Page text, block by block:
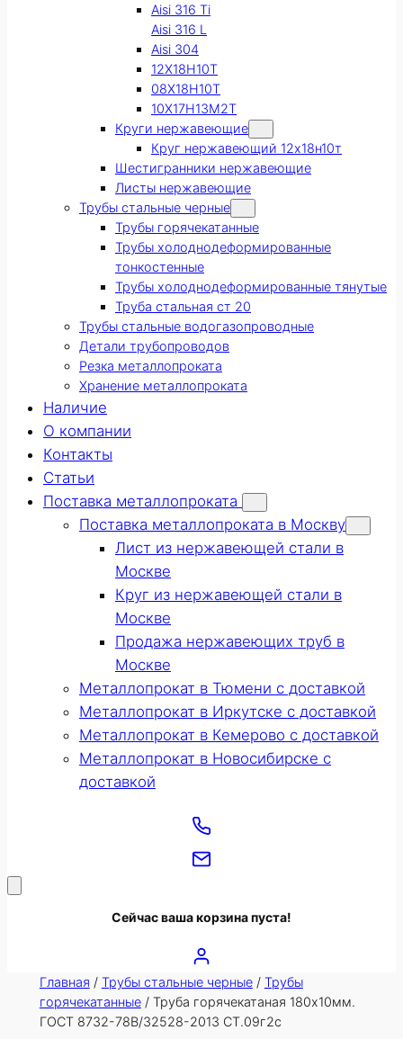
Aisi 316 Ti
Aisi 316 L
Aisi 304
12Х18Н10Т
08Х18Н10Т
10Х17Н13М2Т
Круги нержавеющие
Круг нержавеющий 12х18н10т
Шестигранники нержавеющие
Листы нержавеющие
Трубы стальные черные
Трубы горячекатанные
Трубы холоднодеформированные
тонкостенные
Трубы холоднодеформированные тянутые
Труба стальная ст 20
Трубы стальные водогазопроводные
Детали трубопроводов
Резка металлопроката
Хранение металлопроката
Наличие
О компании
Контакты
Статьи
Поставка металлопроката
Поставка металлопроката в Москву
Лист из нержавеющей стали в
Москве
Круг из нержавеющей стали в
Москве
Продажа нержавеющих труб в
Москве
Металлопрокат в Тюмени с доставкой
Металлопрокат в Иркутске с доставкой
Металлопрокат в Кемерово с доставкой
Металлопрокат в Новосибирске с
доставкой
Сейчас ваша корзина пуста!
Главная / Трубы стальные черные/ Трубы
горячекатанные/ Труба горячекатаная 180х10мм.
ГОСТ 8732-78В/32528-2013 СТ.09г2с